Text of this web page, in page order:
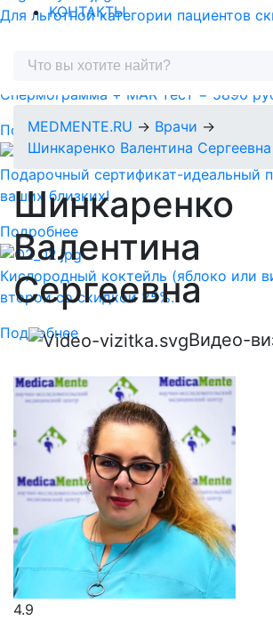
Для льготной категории пациентов
Спермограмма + MAR тест = 5890
Подробнее
Подарочный сертификат-идеальный
ваших близких!
Подробнее
Кислородный коктейль (яблоко или
второй со скидкой 25%.
Подробнее
КОНТАКТЫ
MEDMENTE.RU → Врачи →
Шинкаренко Валентина Сергеевна
Шинкаренко
Валентина
Сергеевна
Видео-
4.9